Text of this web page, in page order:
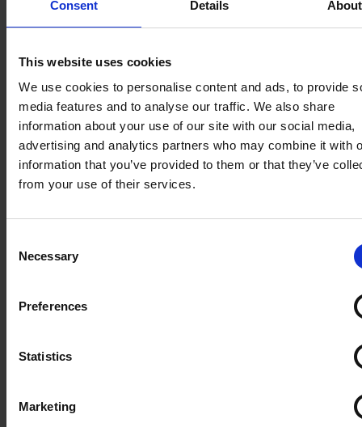
Consent Details About
This website uses cookies
We use cookies to personalise content and ads, to provide
media features and to analyse our traffic. We also share
information about your use of our site with our social media,
advertising and analytics partners who may combine it with
information that you’ve provided to them or that they’ve
from your use of their services.
Selection
Necessary
Preferences
Statistics
Marketing
dlaczego budowanie pewności siebie to
mit?
Praca z dzieckiem introwertycznym nie polega na zmuszaniu
go do bycia duszą towarzystwa. Jak wesprzeć cichego
ucznia na lekcji angielskiego? Poznaj sprawdzon...
Czytaj więcej
metodyczne sposoby na skupienie uwagi